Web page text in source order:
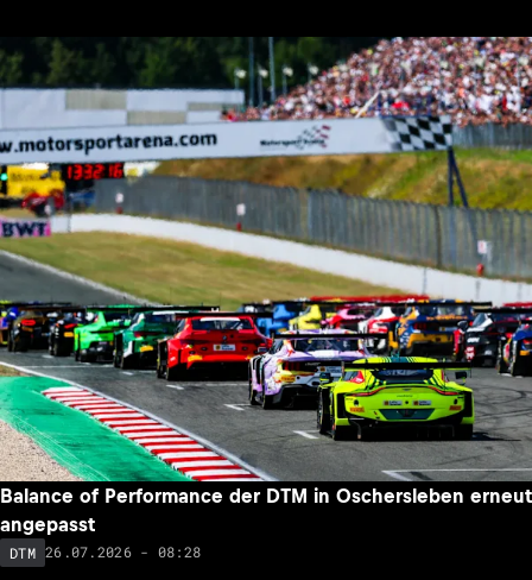
Balance of Performance der DTM in Oschersleben erneut
angepasst
DTM 26.07.2026 - 08:28